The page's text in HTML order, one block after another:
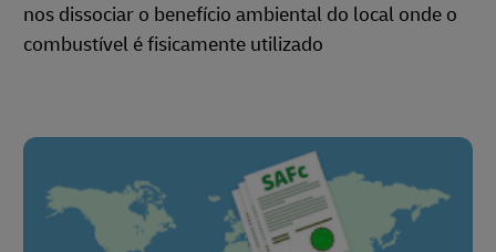
nos dissociar o benefício ambiental do local onde o
combustível é fisicamente utilizado